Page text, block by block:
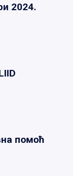
2024.
помоћ